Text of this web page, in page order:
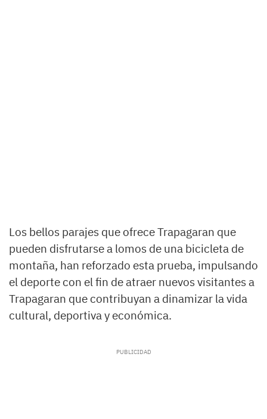
Los bellos parajes que ofrece Trapagaran que
pueden disfrutarse a lomos de una bicicleta de
montaña, han reforzado esta prueba, impulsando
el deporte con el fin de atraer nuevos visitantes a
Trapagaran que contribuyan a dinamizar la vida
cultural, deportiva y económica.